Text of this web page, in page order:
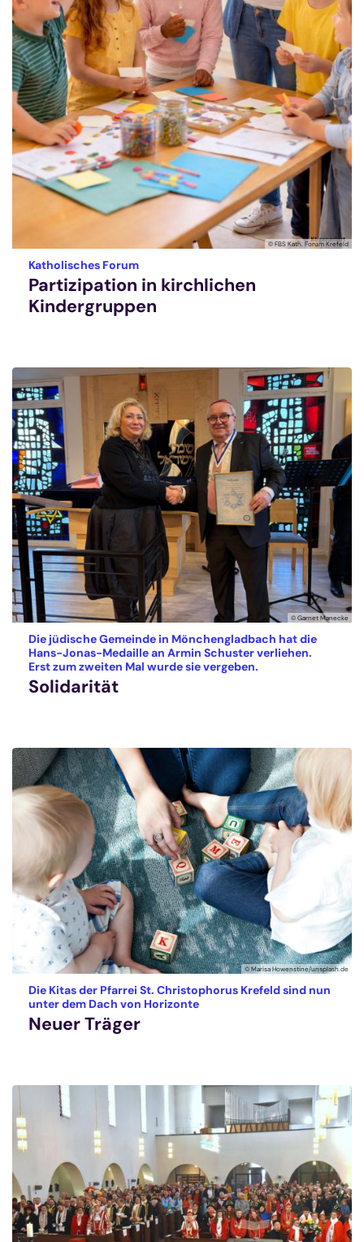
© FBS Kath. Forum Krefeld
Katholisches Forum:
Partizipation in kirchlichen
Kindergruppen
© Garnet Manecke
Die jüdische Gemeinde in Mönchengladbach hat die
Hans-Jonas-Medaille an Armin Schuster verliehen.
Erst zum zweiten Mal wurde sie vergeben.
Solidarität
© Marisa Howenstine/unsplash.de
Die Kitas der Pfarrei St. Christophorus Krefeld sind nun
unter dem Dach von Horizonte:
Neuer Träger